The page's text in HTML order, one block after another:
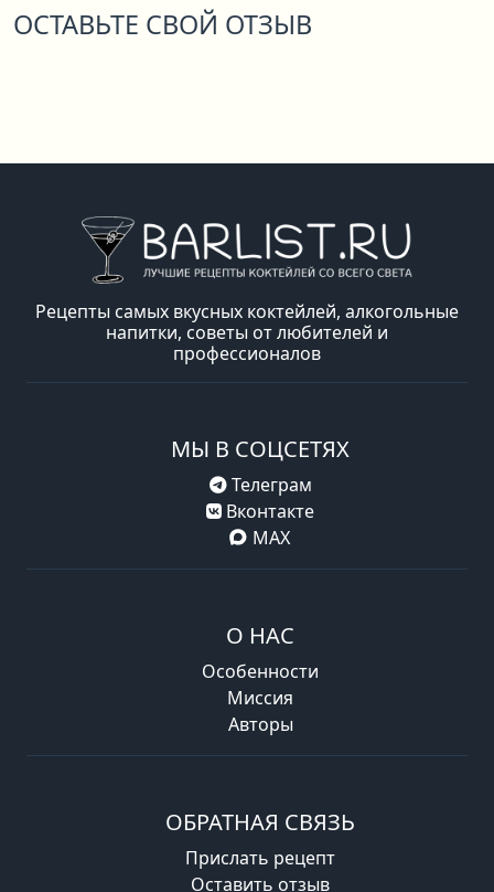
ОСТАВЬТЕ СВОЙ ОТЗЫВ
Рецепты самых вкусных коктейлей, алкогольные
напитки, советы от любителей и
профессионалов
МЫ В СОЦСЕТЯХ
Телеграм
Вконтакте
MAX
О НАС
Особенности
Миссия
Авторы
ОБРАТНАЯ СВЯЗЬ
Прислать рецепт
Оставить отзыв